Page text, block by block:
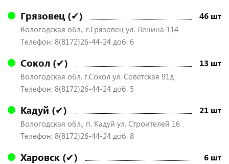
Грязовец (✔) 46 шт
Вологодская обл., г.Грязовец ул. Ленина 114
Телефон: 8(8172)26-44-24 доб. 6
Сокол (✔) 13 шт
Вологодская обл. г.Сокол ул. Советская 91д
Телефон: 8(8172)26-44-24 доб. 5
Кадуй (✔) 21 шт
Вологодская обл., п. Кадуй ул. Строителей 16
Телефон: 8(8172)26-44-24 доб. 8
Харовск (✔) 6 шт